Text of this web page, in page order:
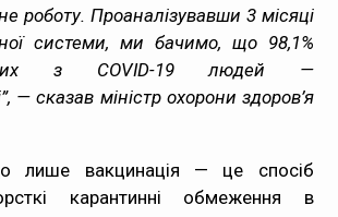
роботу. Проаналізувавши 3 місяці
системи, ми бачимо, що 98,1%
з COVID-19 людей —
— сказав міністр охорони здоров’я
лише вакцинація — це спосіб
карантинні обмеження в